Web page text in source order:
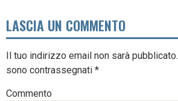
LASCIA UN COMMENTO
Il tuo indirizzo email non sarà pubblicato.
sono contrassegnati *
Commento